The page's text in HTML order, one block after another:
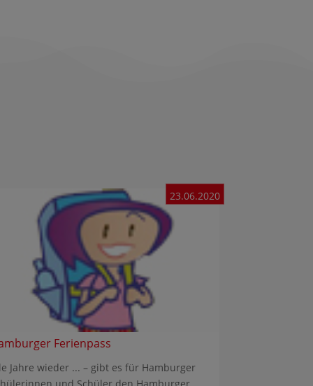
Ferienpass
23.06.2020
Jahre wieder ... – gibt es für Hamburger
und Schüler den Hamburger